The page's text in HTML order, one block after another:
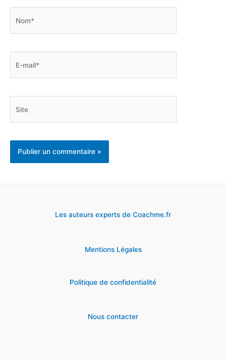
Les auteurs experts de Coachme.fr
Mentions Légales
Politique de confidentialité
Nous contacter